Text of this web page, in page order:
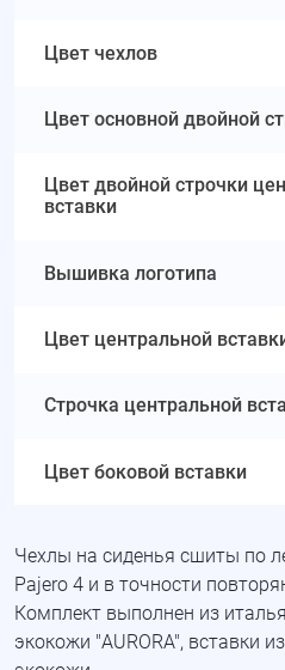
Цвет чехлов
Цвет основной двойной
Цвет двойной строчки
вставки
Вышивка логотипа
Цвет центральной
Строчка центральной
Цвет боковой вставки
Чехлы на сиденья сшиты по
Pajero 4 и в точности
Комплект выполнен из
экокожи "AURORA", вставки